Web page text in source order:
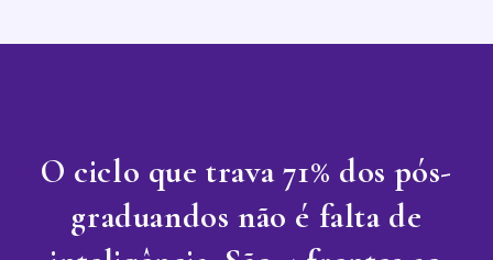
O ciclo que trava 71% dos pós-
graduandos não é falta de